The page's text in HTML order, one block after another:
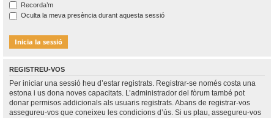
Recorda’m
Oculta la meva presència durant aquesta sessió
REGISTREU-VOS
Per iniciar una sessió heu d’estar registrats. Registrar-se només costa una
estona i us dona noves capacitats. L’administrador del fòrum també pot
donar permisos addicionals als usuaris registrats. Abans de registrar-vos
assegureu-vos que coneixeu les condicions d’ús. Si us plau, assegureu-vos